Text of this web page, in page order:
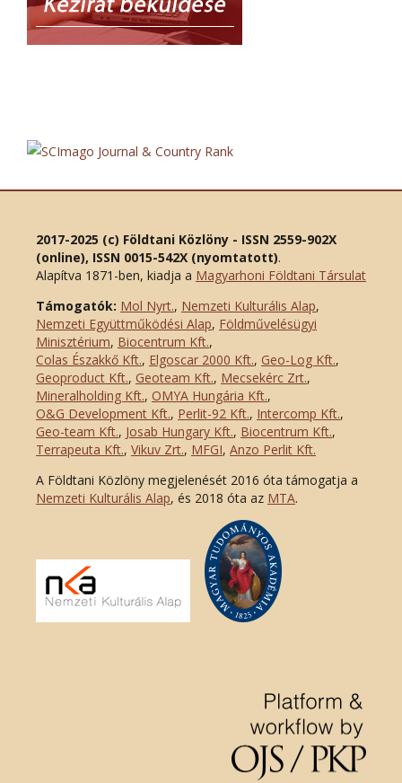
2017-2025 (c) Földtani Közlöny - ISSN 2559-902X
(online), ISSN 0015-542X (nyomtatott).
Alapítva 1871-ben, kiadja a Magyarhoni Földtani Társulat
Támogatók: Mol Nyrt., Nemzeti Kulturális Alap,
Nemzeti Együttműködési Alap, Földművelésügyi
Minisztérium, Biocentrum Kft.,
Colas Északkő Kft., Elgoscar 2000 Kft., Geo-Log Kft.,
Geoproduct Kft., Geoteam Kft., Mecsekérc Zrt.,
Mineralholding Kft., OMYA Hungária Kft.,
O&G Development Kft., Perlit-92 Kft., Intercomp Kft.,
Geo-team Kft., Josab Hungary Kft., Biocentrum Kft.,
Terrapeuta Kft., Vikuv Zrt., MFGI, Anzo Perlit Kft.
A Földtani Közlöny megjelenését 2016 óta támogatja a
Nemzeti Kulturális Alap, és 2018 óta az MTA.